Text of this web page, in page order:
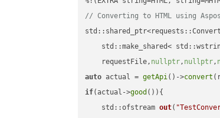
// Converting to HTML using
std::make_shared<
    requestFile,
nullptr, nullptr,
auto actual = getApi()->convert
if(actual->good ()){
std::ofstream out(